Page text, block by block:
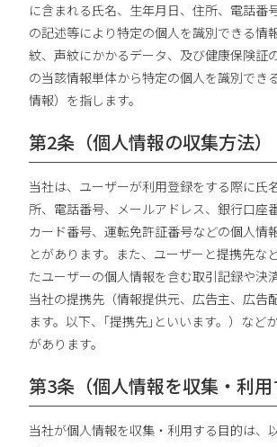
に含まれる氏名、生年月日、住所、電話番
の記述等により特定の個人を識別できる情
紋、声紋にかかるデータ、及び健康保険証
の当該情報単体から特定の個人を識別でき
情報）を指します。
第2条（個人情報の収集方法）
当社は、ユーザーが利用登録をする際に氏
所、電話番号、メールアドレス、銀行口座
カード番号、運転免許証番号などの個人情
とがあります。また、ユーザーと提携先な
たユーザーの個人情報を含む取引記録や決
当社の提携先（情報提供元、広告主、広告
ます。以下、｢提携先｣といいます。）など
があります。
第3条（個人情報を収集・利用
当社が個人情報を収集・利用する目的は、